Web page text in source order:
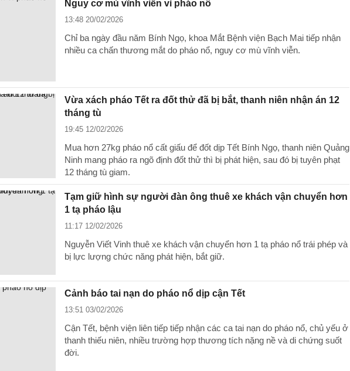
Nguy cơ mù vĩnh viễn vì pháo nổ
13:48 20/02/2026
Chỉ ba ngày đầu năm Bính Ngọ, khoa Mắt Bệnh viện Bạch Mai tiếp nhận
nhiều ca chấn thương mắt do pháo nổ, nguy cơ mù vĩnh viễn.
Vừa xách pháo Tết ra đốt thử đã bị bắt, thanh niên nhận án 12
tháng tù
19:45 12/02/2026
Mua hơn 27kg pháo nổ cất giấu để đốt dịp Tết Bính Ngọ, thanh niên Quảng
Ninh mang pháo ra ngõ định đốt thử thì bị phát hiện, sau đó bị tuyên phạt
12 tháng tù giam.
Tạm giữ hình sự người đàn ông thuê xe khách vận chuyển hơn
1 tạ pháo lậu
11:17 12/02/2026
Nguyễn Viết Vinh thuê xe khách vận chuyển hơn 1 tạ pháo nổ trái phép và
bị lực lượng chức năng phát hiện, bắt giữ.
Cảnh báo tai nạn do pháo nổ dịp cận Tết
13:51 03/02/2026
Cận Tết, bệnh viện liên tiếp tiếp nhận các ca tai nạn do pháo nổ, chủ yếu ở
thanh thiếu niên, nhiều trường hợp thương tích nặng nề và di chứng suốt
đời.